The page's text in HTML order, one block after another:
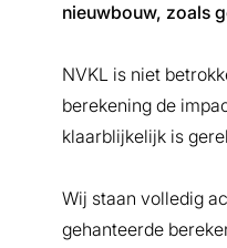
nieuwbouw, zoals
NVKL is niet
berekening de
klaarblijkelijk is
Wij staan volledig
gehanteerde